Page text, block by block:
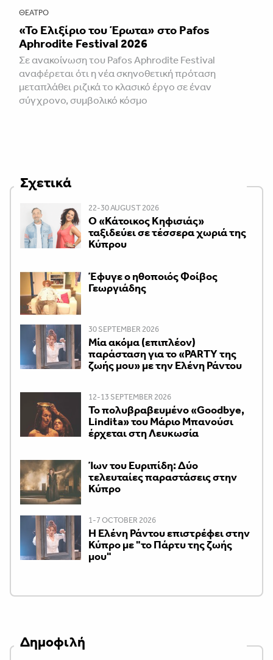
ΘΈΑΤΡΟ
«Το Ελιξίριο του Έρωτα» στο Pafos
Aphrodite Festival 2026
Σε ανακοίνωση του Pafos Aphrodite Festival
αναφέρεται ότι η νέα σκηνοθετική πρόταση
μεταπλάθει ριζικά το κλασικό έργο σε έναν
σύγχρονο, συμβολικό κόσμο
Σχετικά
22-30 AUGUST 2026
Ο «Κάτοικος Κηφισιάς»
ταξιδεύει σε τέσσερα χωριά της
Κύπρου
Έφυγε ο ηθοποιός Φοίβος
Γεωργιάδης
30 SEPTEMBER 2026
Μία ακόμα (επιπλέον)
παράσταση για το «PARTY της
ζωής μου» με την Ελένη Ράντου
12-13 SEPTEMBER 2026
Το πολυβραβευμένο «Goodbye,
Lindita» του Μάριο Μπανούσι
έρχεται στη Λευκωσία
Ίων του Ευριπίδη: Δύο
τελευταίες παραστάσεις στην
Κύπρο
1-7 OCTOBER 2026
H Ελένη Ράντου επιστρέφει στην
Κύπρο με "το Πάρτυ της ζωής
μου"
Δημοφιλή